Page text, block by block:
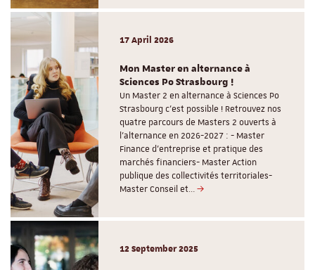
17 April 2026
Mon Master en alternance à
Sciences Po Strasbourg !
Un Master 2 en alternance à Sciences Po
Strasbourg c'est possible ! Retrouvez nos
quatre parcours de Masters 2 ouverts à
l'alternance en 2026-2027 : - Master
Finance d'entreprise et pratique des
marchés financiers- Master Action
publique des collectivités territoriales-
Master Conseil et…
12 September 2025